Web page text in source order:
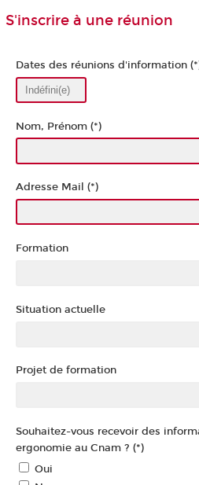
S'inscrire à une réunion
Dates des réunions d'information
Nom, Prénom (*)
Adresse Mail (*)
Formation
Situation actuelle
Projet de formation
Souhaitez-vous recevoir des
ergonomie au Cnam ? (*)
Oui